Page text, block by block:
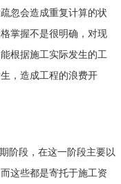
忽会造成重复计算的状
掌握不是很明确，对现
根据施工实际发生的工
，造成工程的浪费开
阶段，在这一阶段主要以
这些都是寄托于施工资